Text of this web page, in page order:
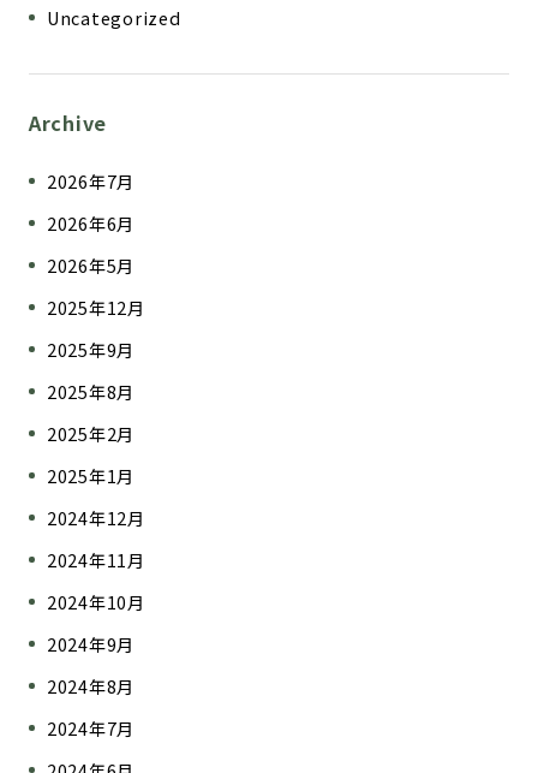
Uncategorized
Archive
2026年7月
2026年6月
2026年5月
2025年12月
2025年9月
2025年8月
2025年2月
2025年1月
2024年12月
2024年11月
2024年10月
2024年9月
2024年8月
2024年7月